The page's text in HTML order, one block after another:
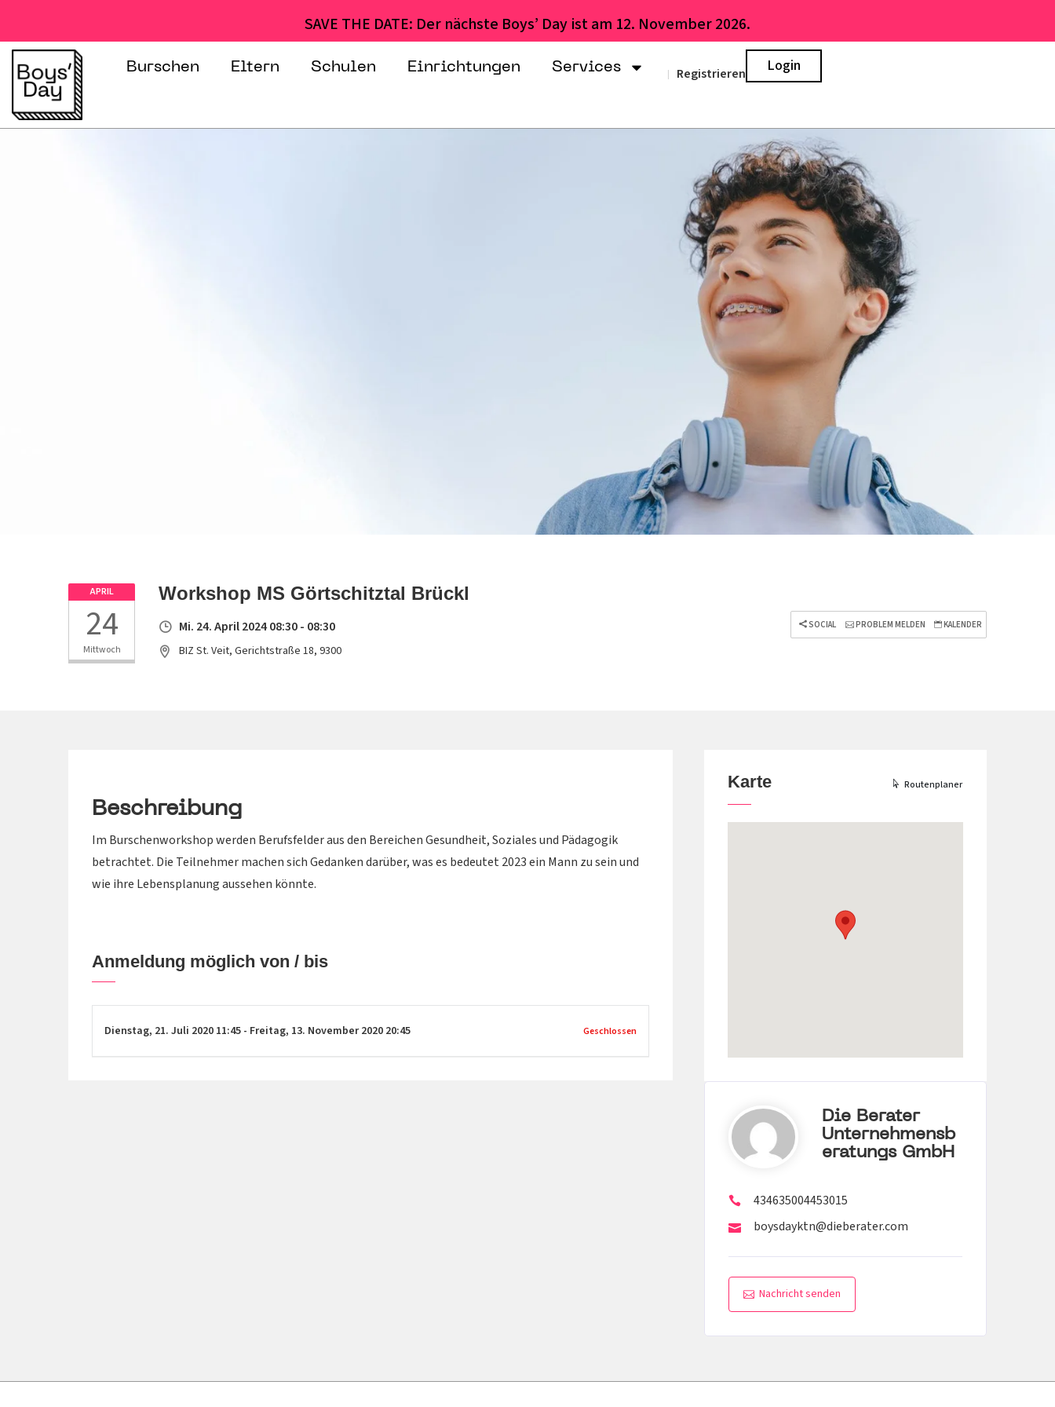
SAVE THE DATE: Der nächste Boys’ Day ist am 12. November 2026.
Burschen Eltern Schulen Einrichtungen Services | Registrieren Login
APRIL
24
Mittwoch
Workshop MS Görtschitztal Brückl
Mi. 24. April 2024 08:30 - 08:30
BIZ St. Veit, Gerichtstraße 18, 9300
SOCIAL PROBLEM MELDEN KALENDER
Beschreibung
Im Burschenworkshop werden Berufsfelder aus den Bereichen Gesundheit, Soziales und Pädagogik
betrachtet. Die Teilnehmer machen sich Gedanken darüber, was es bedeutet 2023 ein Mann zu sein und
wie ihre Lebensplanung aussehen könnte.
Anmeldung möglich von / bis
Dienstag, 21. Juli 2020 11:45 - Freitag, 13. November 2020 20:45 Geschlossen
Karte Routenplaner
Die Berater
Unternehmensb
Eratungs GmbH
434635004453015
boysdayktn@dieberater.com
Nachricht senden